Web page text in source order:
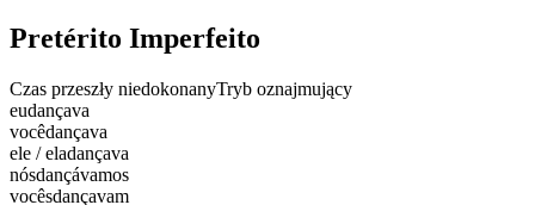
Pretérito Imperfeito
Czas przeszły niedokonanyTryb oznajmujący
eudançava
vocêdançava
ele / eladançava
nósdançávamos
vocêsdançavam